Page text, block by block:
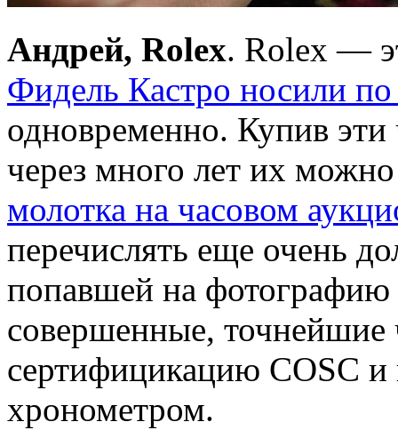
Андрей, Rolex. Rolex —
Фидель Кастро носили по
одновременно. Купив
через много лет их
молотка на часовом
перечислять еще очень
попавшей на
совершенные,
сертифицикацию COSC и
хронометром.